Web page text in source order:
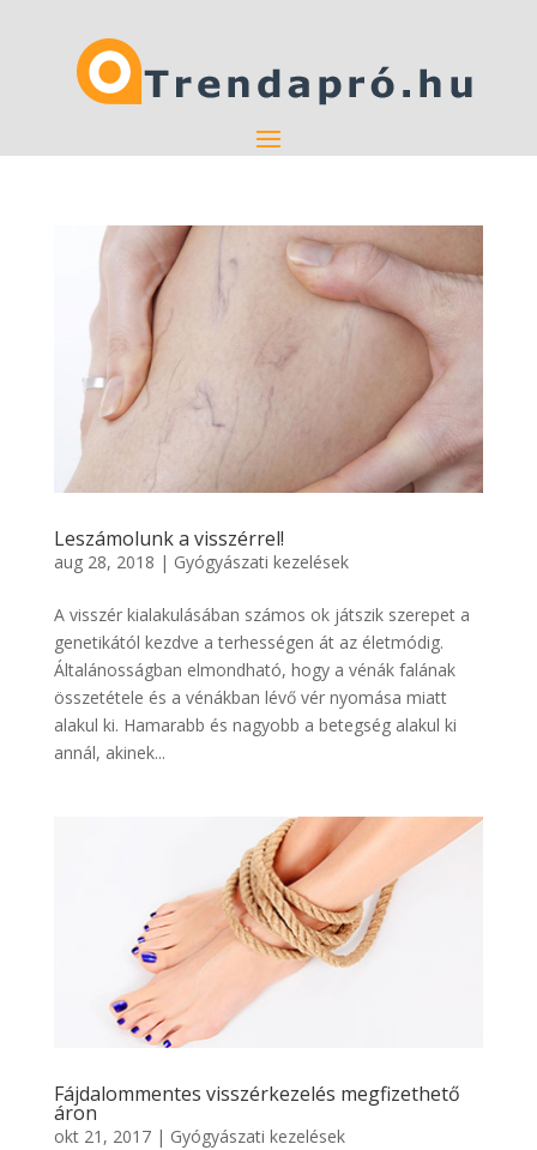
Leszámolunk a visszérrel!
aug 28, 2018 | Gyógyászati kezelések
A visszér kialakulásában számos ok játszik szerepet a
genetikától kezdve a terhességen át az életmódig.
Általánosságban elmondható, hogy a vénák falának
összetétele és a vénákban lévő vér nyomása miatt
alakul ki. Hamarabb és nagyobb a betegség alakul ki
annál, akinek...
Fájdalommentes visszérkezelés megfizethető
áron
okt 21, 2017| Gyógyászati kezelések